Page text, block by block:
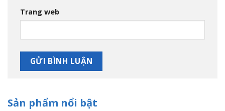
Trang web
Sản phẩm nổi bật